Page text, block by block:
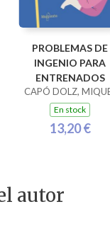
PROBLEMAS DE
INGENIO PARA
ENTRENADOS
CAPÓ DOLZ,
En stock
13,20 €
autor